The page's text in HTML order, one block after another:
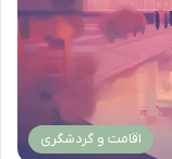
اقامت و گردشگری